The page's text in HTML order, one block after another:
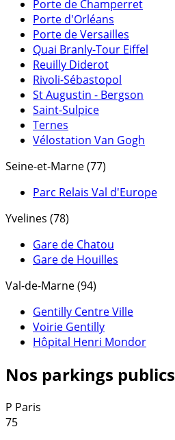
Porte de Champerret
Porte d'Orléans
Porte de Versailles
Quai Branly-Tour Eiffel
Reuilly Diderot
Rivoli-Sébastopol
St Augustin - Bergson
Saint-Sulpice
Ternes
Vélostation Van Gogh
Seine-et-Marne (77)
Parc Relais Val d'Europe
Yvelines (78)
Gare de Chatou
Gare de Houilles
Val-de-Marne (94)
Gentilly Centre Ville
Voirie Gentilly
Hôpital Henri Mondor
Nos parkings publics
P Paris
75